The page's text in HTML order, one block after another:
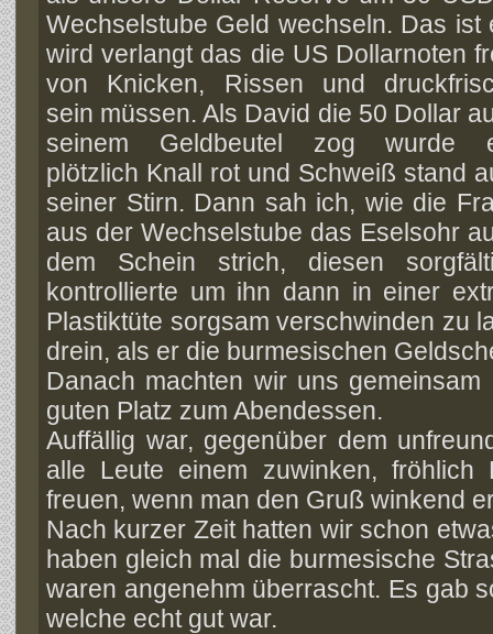
Wechselstube Geld wechseln. Das
wird verlangt das die US Dollarnoten
von Knicken, Rissen und
sein müssen. Als David die 50 Dollar
seinem Geldbeutel zog wurde
plötzlich Knall rot und Schweiß stand
seiner Stirn. Dann sah ich, wie die
aus der Wechselstube das Eselsohr
dem Schein strich, diesen
kontrollierte um ihn dann in einer
Plastiktüte sorgsam verschwinden zu
drein, als er die burmesischen
Danach machten wir uns
guten Platz zum Abendessen.
Auffällig war, gegenüber dem
alle Leute einem zuwinken,
freuen, wenn man den Gruß winkend
Nach kurzer Zeit hatten wir schon
haben gleich mal die burmesische
waren angenehm überrascht. Es gab
welche echt gut war.